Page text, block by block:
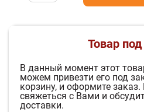
Товар
В данный момент этот
можем привезти его под
корзину, и оформите заказ.
свяжеться с Вами и
доставки.